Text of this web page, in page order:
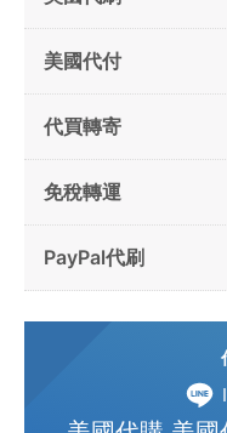
美國代付
代買轉寄
免稅轉運
PayPal代刷